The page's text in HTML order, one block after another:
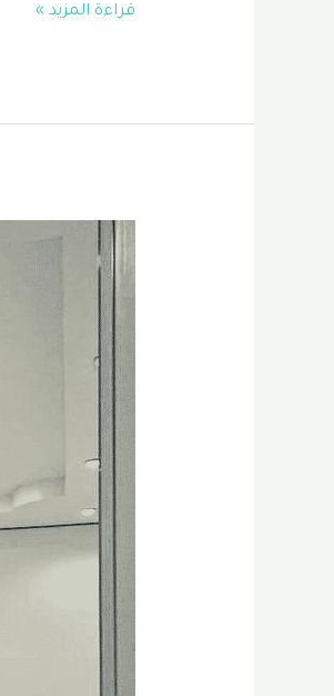
صباغ
قراءة المزيد »